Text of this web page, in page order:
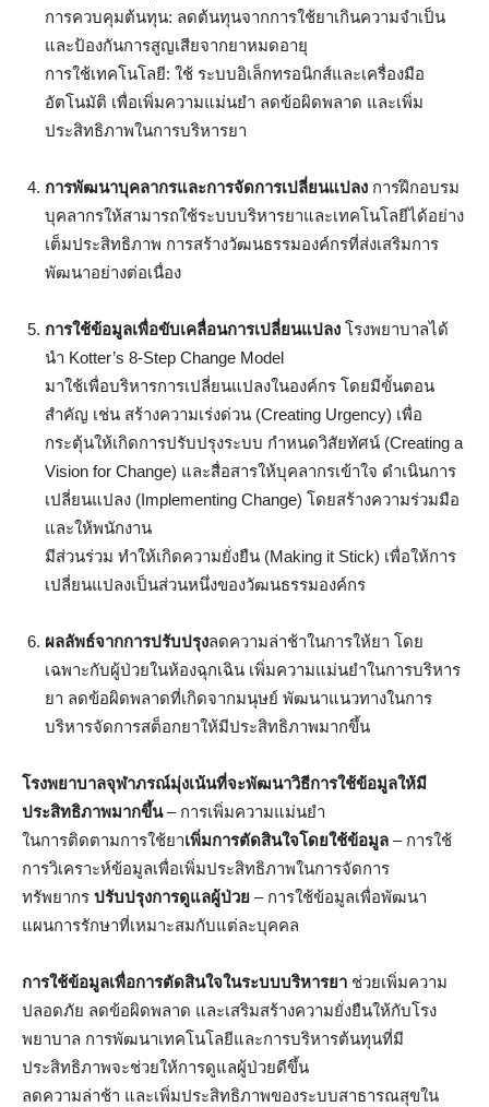
การควบคุมต้นทุน: ลดต้นทุนจากการใช้ยาเกินความจำเป็น
และป้องกันการสูญเสียจากยาหมดอายุ
การใช้เทคโนโลยี: ใช้ ระบบอิเล็กทรอนิกส์และเครื่องมือ
อัตโนมัติ เพื่อเพิ่มความแม่นยำ ลดข้อผิดพลาด และเพิ่ม
ประสิทธิภาพในการบริหารยา
การพัฒนาบุคลากรและการจัดการเปลี่ยนแปลง การฝึกอบรม
บุคลากรให้สามารถใช้ระบบบริหารยาและเทคโนโลยีได้อย่าง
เต็มประสิทธิภาพ การสร้างวัฒนธรรมองค์กรที่ส่งเสริมการ
พัฒนาอย่างต่อเนื่อง
การใช้ข้อมูลเพื่อขับเคลื่อนการเปลี่ยนแปลง โรงพยาบาลได้
นำ Kotter’s 8-Step Change Model
มาใช้เพื่อบริหารการเปลี่ยนแปลงในองค์กร โดยมีขั้นตอน
สำคัญ เช่น สร้างความเร่งด่วน (Creating Urgency) เพื่อ
กระตุ้นให้เกิดการปรับปรุงระบบ กำหนดวิสัยทัศน์ (Creating a
Vision for Change) และสื่อสารให้บุคลากรเข้าใจ ดำเนินการ
เปลี่ยนแปลง (Implementing Change) โดยสร้างความร่วมมือ
และให้พนักงาน
มีส่วนร่วม ทำให้เกิดความยั่งยืน (Making it Stick) เพื่อให้การ
เปลี่ยนแปลงเป็นส่วนหนึ่งของวัฒนธรรมองค์กร
ผลลัพธ์จากการปรับปรุงลดความล่าช้าในการให้ยา โดย
เฉพาะกับผู้ป่วยในห้องฉุกเฉิน เพิ่มความแม่นยำในการบริหาร
ยา ลดข้อผิดพลาดที่เกิดจากมนุษย์ พัฒนาแนวทางในการ
บริหารจัดการสต็อกยาให้มีประสิทธิภาพมากขึ้น
โรงพยาบาลจุฬาภรณ์มุ่งเน้นที่จะพัฒนาวิธีการใช้ข้อมูลให้มี
ประสิทธิภาพมากขึ้น– การเพิ่มความแม่นยำ
ในการติดตามการใช้ยาเพิ่มการตัดสินใจโดยใช้ข้อมูล – การใช้
การวิเคราะห์ข้อมูลเพื่อเพิ่มประสิทธิภาพในการจัดการ
ทรัพยากร ปรับปรุงการดูแลผู้ป่วย – การใช้ข้อมูลเพื่อพัฒนา
แผนการรักษาที่เหมาะสมกับแต่ละบุคคล
การใช้ข้อมูลเพื่อการตัดสินใจในระบบบริหารยา ช่วยเพิ่มความ
ปลอดภัย ลดข้อผิดพลาด และเสริมสร้างความยั่งยืนให้กับโรง
พยาบาล การพัฒนาเทคโนโลยีและการบริหารต้นทุนที่มี
ประสิทธิภาพจะช่วยให้การดูแลผู้ป่วยดีขึ้น
ลดความล่าช้า และเพิ่มประสิทธิภาพของระบบสาธารณสุขใน